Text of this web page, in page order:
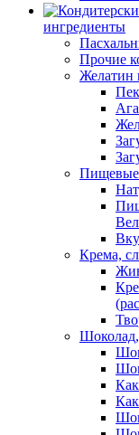
ингредиенты
Прочие
Желатин
Пищевые
Крема,
Шоколад,